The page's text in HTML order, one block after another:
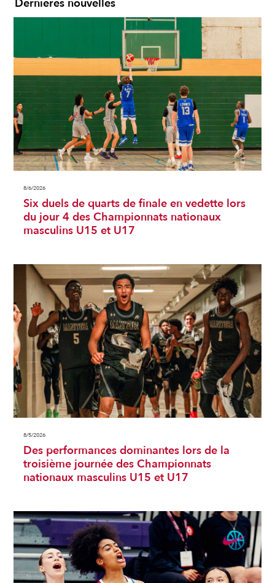
Dernières nouvelles
8/6/2026
Six duels de quarts de finale en vedette lors
du jour 4 des Championnats nationaux
masculins U15 et U17
8/5/2026
Des performances dominantes lors de la
troisième journée des Championnats
nationaux masculins U15 et U17